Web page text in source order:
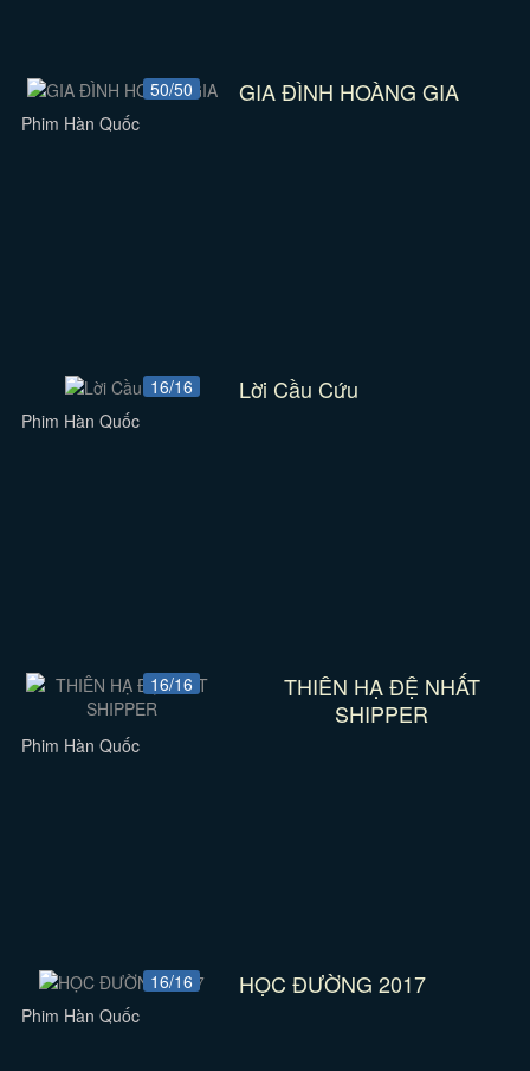
50/50 GIA ĐÌNH HOÀNG GIA
Phim Hàn Quốc
16/16 Lời Cầu Cứu
Phim Hàn Quốc
16/16
THIÊN HẠ ĐỆ NHẤT
SHIPPER
Phim Hàn Quốc
16/16 HỌC ĐƯỜNG 2017
Phim Hàn Quốc